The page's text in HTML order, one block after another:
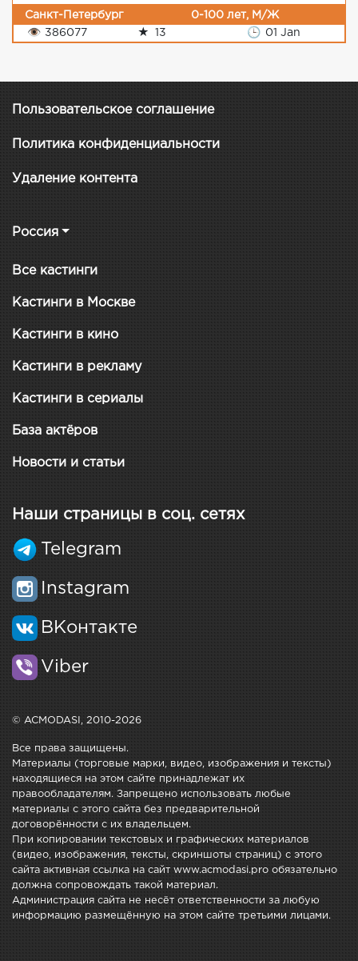
Санкт-Петербург
0-100 лет, М/Ж
👁 386077 ★ 13 🕒 01 Jan
Пользовательское соглашение
Политика конфиденциальности
Удаление контента
Россия
Все кастинги
Кастинги в Москве
Кастинги в кино
Кастинги в рекламу
Кастинги в сериалы
База актёров
Новости и статьи
Наши страницы в соц. сетях
Telegram
Instagram
ВКонтакте
Viber
© ACMODASI, 2010-2026
Все права защищены.
Материалы (торговые марки, видео, изображения и тексты)
находящиеся на этом сайте принадлежат их
правообладателям. Запрещено использовать любые
материалы с этого сайта без предварительной
договорённости с их владельцем.
При копировании текстовых и графических материалов
(видео, изображения, тексты, скриншоты страниц) с этого
сайта активная ссылка на сайт www.acmodasi.pro обязательно
должна сопровождать такой материал.
Администрация сайта не несёт ответственности за любую
информацию размещённую на этом сайте третьими лицами.